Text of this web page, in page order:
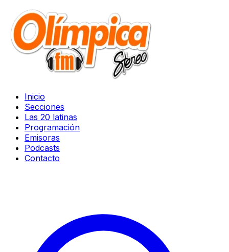
Inicio
Secciones
Las 20 latinas
Programación
Emisoras
Podcasts
Contacto